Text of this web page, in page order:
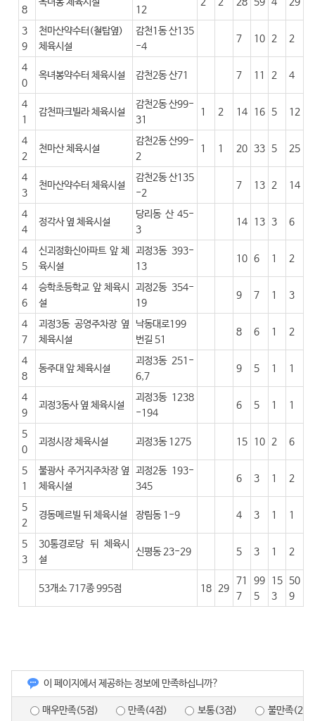
8 12
3
9
천마산약수터(철탑옆)
체육시설
감천1동 산135
-4
7 10 2 2
4
0
옥녀봉약수터 체육시설 감천2동 산71 7 11 2 4
4
1
감천파크빌라 체육시설
감천2동 산99-
31
1 2 14 16 5 12
4
2
천마산 체육시설
감천2동 산99-
2
1 1 20 33 5 25
4
3
천마산약수터 체육시설
감천2동 산135
-2
7 13 2 14
4
4
정각사 옆 체육시설
당리동 산 45-
3
14 13 3 6
4
5
신괴정화신아파트 앞 체
육시설
괴정3동 393-
13
10 6 1 2
4
6
승학초등학교 앞 체육시
설
괴정2동 354-
19
9 7 1 3
4
7
괴정3동 공영주차장 옆
체육시설
낙동대로199
번길 51
8 6 1 2
4
8
동주대 앞 체육시설
괴정3동 251-
6,7
9 5 1 1
4
9
괴정3동사 옆 체육시설
괴정3동 1238
-194
6 5 1 1
5
0
괴정시장 체육시설 괴정3동 1275 15 10 2 6
5
1
불광사 주거지주차장 옆
체육시설
괴정2동 193-
345
6 3 1 2
5
2
경동메르빌 뒤 체육시설 장림동 1-9 4 3 1 1
5
3
30통경로당 뒤 체육시
설
신평동 23-29 5 3 1 2
53개소 717종 995점 18 29
71
7
99
5
15
3
50
9
이 페이지에서 제공하는 정보에 만족하십니까?
매우만족(5점) 만족(4점) 보통(3점)